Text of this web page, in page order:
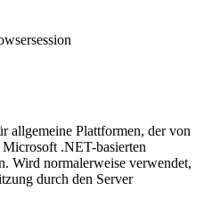
allgemeine Plattformen, der von
.NET-basierten
Wird normalerweise verwendet,
durch den Server